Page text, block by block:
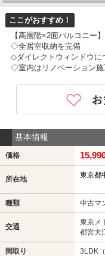
ここがおすすめ！
【高層階×2面バルコニー】
◇全居室収納を完備
◇ダイレクトウィンドウに
◇室内はリノベーション施
基本情報
価格
所在地 東京都
種類 中古マ
交通
東京メ
都営大
間取り 3LDK（